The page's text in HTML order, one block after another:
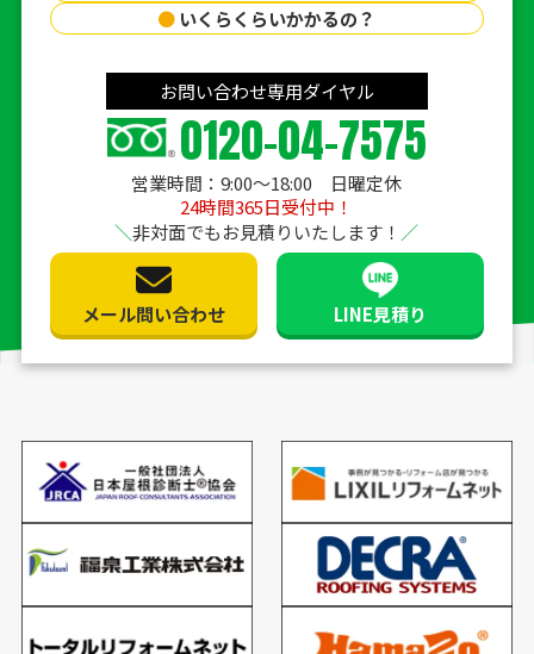
● いくらくらいかかるの？
お問い合わせ専用ダイヤル
0120-04-7575
営業時間：9:00〜18:00 日曜定休
24時間365日受付中！
非対面でもお見積りいたします！
メール問い合わせ LINE見積り